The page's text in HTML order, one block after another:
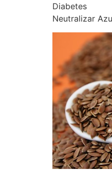
Diabetes
Neutralizar